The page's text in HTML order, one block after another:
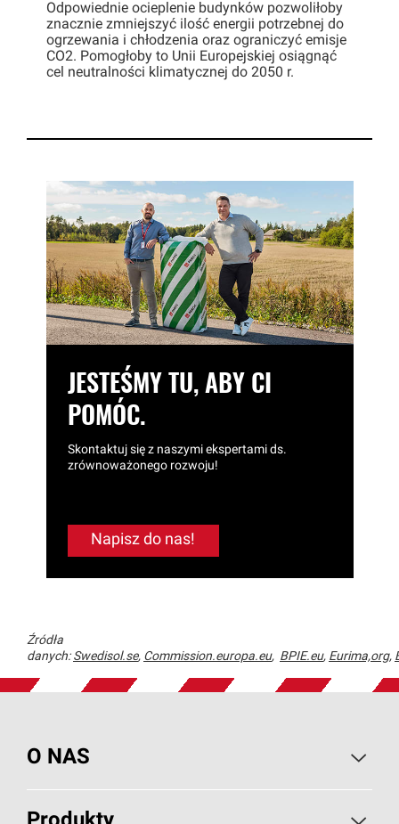
Odpowiednie ocieplenie budynków pozwoliłoby
znacznie zmniejszyć ilość energii potrzebnej do
ogrzewania i chłodzenia oraz ograniczyć emisje
CO2. Pomogłoby to Unii Europejskiej osiągnąć
cel neutralności klimatycznej do 2050 r.
JESTEŚMY TU, ABY CI
POMÓC.
Skontaktuj się z naszymi ekspertami ds.
zrównoważonego rozwoju!
Napisz do nas!
Źródła
danych: Swedisol.se, Commission.europa.eu, BPIE.eu, Eurima,org,
O NAS
O PAROC